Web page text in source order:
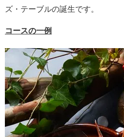
ズ・テーブルの誕生です。
コースの一例